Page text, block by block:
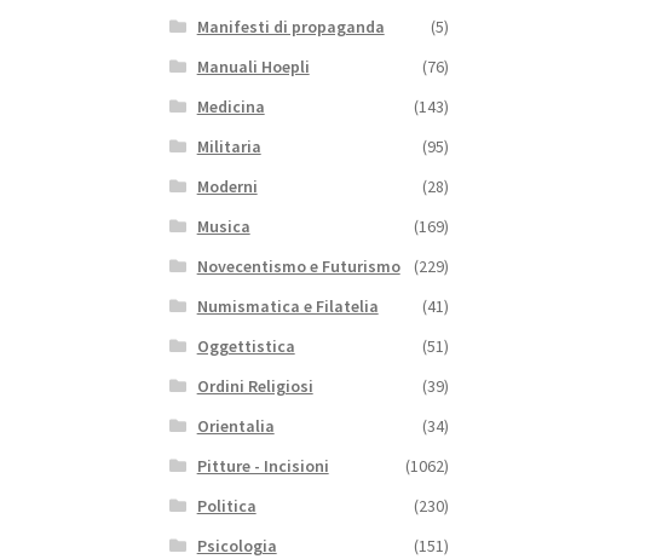
Manifesti di propaganda
(5)
Manuali Hoepli
(76)
Medicina
(143)
Militaria
(95)
Moderni
(28)
Musica
(169)
Novecentismo e Futurismo
(229)
Numismatica e Filatelia
(41)
Oggettistica
(51)
Ordini Religiosi
(39)
Orientalia
(34)
Pitture - Incisioni
(1062)
Politica
(230)
Psicologia
(151)